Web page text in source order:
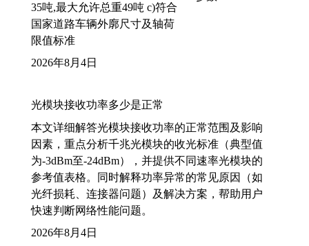
35吨,最大允许总重49吨 c)符合
国家道路车辆外廓尺寸及轴荷
限值标准
2026年8月4日
光模块接收功率多少是正常
本文详细解答光模块接收功率的正常范围及影响
因素，重点分析千兆光模块的收光标准（典型值
为-3dBm至-24dBm），并提供不同速率光模块的
参考值表格。同时解释功率异常的常见原因（如
光纤损耗、连接器问题）及解决方案，帮助用户
快速判断网络性能问题。
2026年8月4日